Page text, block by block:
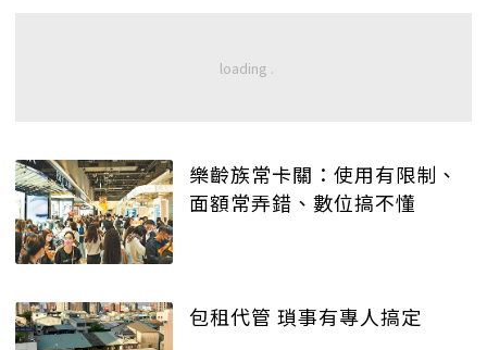
樂齡族常卡關：使用有限制、
面額常弄錯、數位搞不懂
包租代管 瑣事有專人搞定